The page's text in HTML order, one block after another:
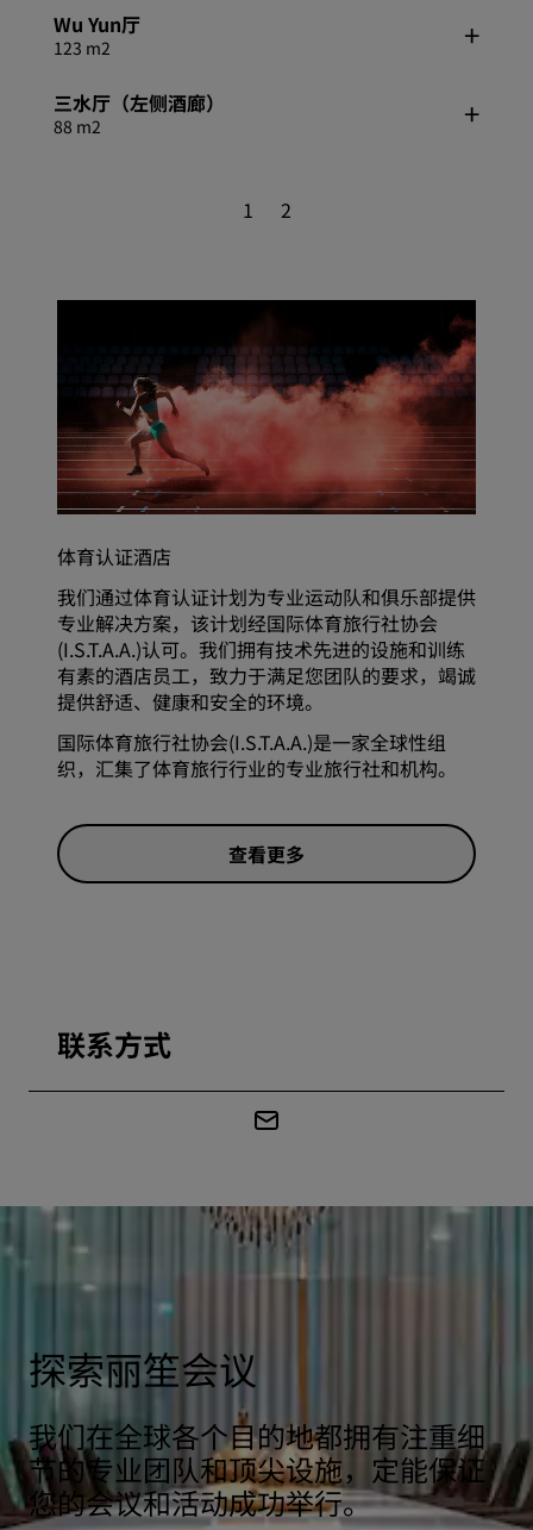
Wu Yun厅
123 m2
三水厅（左侧酒廊）
88 m2
1 2
体育认证酒店
我们通过体育认证计划为专业运动队和俱乐部提供
专业解决方案，该计划经国际体育旅行社协会
(I.S.T.A.A.)认可。我们拥有技术先进的设施和训练
有素的酒店员工，致力于满足您团队的要求，竭诚
提供舒适、健康和安全的环境。
国际体育旅行社协会(I.S.T.A.A.)是一家全球性组
织，汇集了体育旅行行业的专业旅行社和机构。
查看更多
联系方式
探索丽笙会议
我们在全球各个目的地都拥有注重细
节的专业团队和顶尖设施，定能保证
您的会议和活动成功举行。